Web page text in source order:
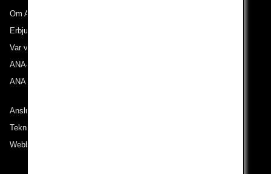
Om ANA
Erbjudanden och meddelanden
Var våra flyg går till
ANA-upplevelsen
ANA Mileage Club
Anslut till ANA
Teknisk hjälp (Tillgänglighet)
Webbplatskarta